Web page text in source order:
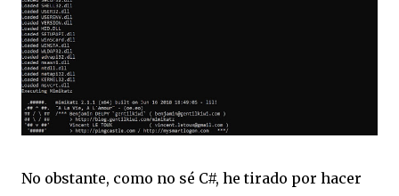
No obstante, como no sé C#, he tirado por hacer